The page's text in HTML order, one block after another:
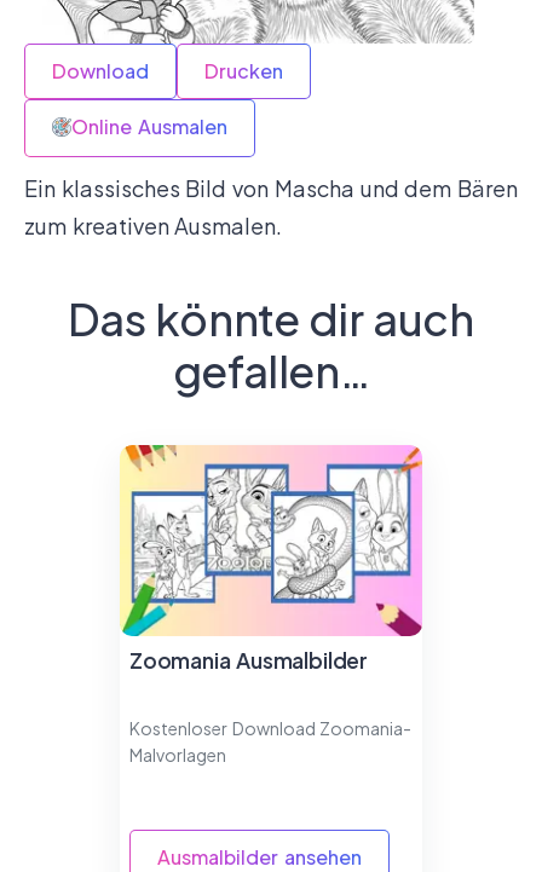
Download Drucken
Online Ausmalen
Ein klassisches Bild von Mascha und dem Bären
zum kreativen Ausmalen.
Das könnte dir auch
gefallen…
Zoomania Ausmalbilder
Kostenloser Download Zoomania-
Malvorlagen
Ausmalbilder ansehen